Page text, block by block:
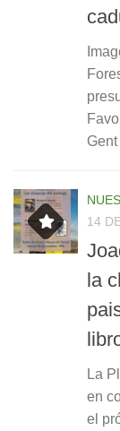
14
la
La
en
el